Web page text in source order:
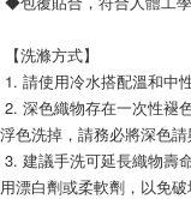
【洗滌方式】
1. 請使用冷水搭配溫和中
浮色洗掉，請務必將深色請
用漂白劑或柔軟劑，以免破